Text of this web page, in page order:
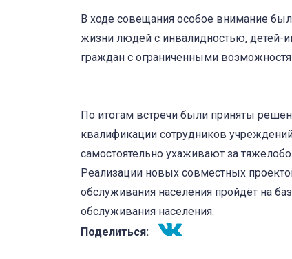
В ходе совещания особое внимание
жизни людей с инвалидностью, детей-
граждан с ограниченными
По итогам встречи были приняты
квалификации сотрудников
самостоятельно ухаживают за
Реализации новых совместных
обслуживания населения пройдёт на
обслуживания населения.
Поделиться: